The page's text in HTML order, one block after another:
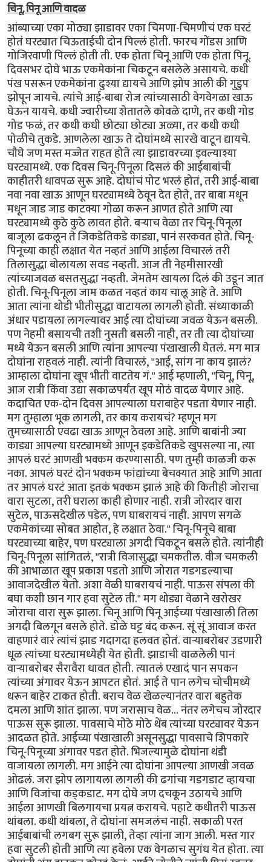
चिनू, पिनू आणि वादळ
आंब्याच्या एका मोठ्या झाडावर एका चिमणा-चिमणीचं एक घरटं
होतं घरट्यात चिऊताईची दोन पिल्लं होती. फारच गोंडस आणि
गोजिरवाणी पिल्लं होती ती. एक होता चिनू आणि एक होता पिनू.
दिवसभर दोघे भाऊ एकमेकांना चिकटून बसलेले असायचे. कधी
पंख पसरून एकमेकांना ढुश्या द्यायचे आणि झोप आली की गुडुप
झोपून जायचे. त्यांचे आई-बाबा रोज त्यांच्यासाठी वेगवेगळा खाऊ
घेऊन यायचे. कधी ज्वारीच्या शेतातले कोवळे दाणे, तर कधी गोड
गोड फळं, तर कधी कधी छोट्या छोट्या अळ्या, तर कधी कधी
पोळीचे तुकडे. आणलेला खाऊ ते दोघांमध्ये सारखे वाटून द्यायचे.
चौघे जण मस्त मज्जेत राहत होते त्या झाडावरच्या इवल्याश्या
घरट्यामध्ये. एक दिवस चिनू-पिनूला दिसलं की आईबाबांची
काहीतरी धावपळ सुरू आहे. दोघांचं पोट भरलं होतं, तरी आई-बाबा
नवा नवा खाऊ आणून घरट्यामध्ये ठेवून देत होते, तर बाबा मधून
मधून जाड जाड काटक्या गोळा करून आणत होते आणि त्या
घरट्यामध्ये कुठे कुठे लावत होते. बर्‍याच वेळा तर चिनू-पिनूला
बाजूला ढकलून ते जिकडेतिकडे काड्या, पानं सरकवत होते. चिनू-
पिनूच्या काही लक्षात येत नव्हतं आणि आईला विचारलं तरी
तिलासुद्धा बोलायला सवड नव्हती. आज ती नेहमीसारखी
त्यांच्याजवळ बसतसुद्धा नव्हती. जेमतेम खायला दिलं की उडून जात
होती. चिनू-पिनूला जाम कळत नव्हतं काय चालू आहे ते. आणि
आता त्यांना थोडी भीतीसुद्धा वाटायला लागली होती. संध्याकाळी
अंधार पडायला लागल्यावर आई त्या दोघांच्या जवळ येऊन बसली.
पण नेहमी बसायची तशी नुसती बसली नाही, तर ती त्या दोघांच्या
मध्ये येऊन बसली आणि त्यांना आपल्या पंखाखाली घेतलं. मग मात्र
दोघांना राहवलं नाही. त्यांनी विचारलं, "आई, सांग ना काय झालं?
आम्हाला दोघांना खूप भीती वाटतेय गं." आई म्हणाली, "चिनू, पिनू,
आज रात्री किंवा उद्या सकाळपर्यंत खूप मोठं वादळ येणार आहे.
कदाचित एक-दोन दिवस आपल्याला घराबाहेर पडता येणार नाही.
मग तुम्हाला भूक लागली, तर काय करायचं? म्हणून मग
तुमच्यासाठी एवढा खाऊ आणून ठेवला आहे. आणि बाबांनी ज्या
काड्या आपल्या घरट्यामध्ये आणून इकडेतिकडे खुपसल्या ना, त्या
आपलं घरटं आणखी भक्कम करण्यासाठी. पण तुम्ही काळजी करू
नका. आपलं घरटं दोन भक्कम फांद्यांच्या बेचक्यात आहे आणि आता
तर आपलं घरटं आता इतकं भक्कम झालं आहे की कितीही जोराचा
वारा सुटला, तरी घराला काही होणार नाही. रात्री जोरदार वारा
सुटेल, पाऊसदेखील पडेल, पण घाबरायचं नाही. आपण सगळे
एकमेकांच्या सोबत आहोत, हे लक्षात ठेवा." चिनू-पिनूचे बाबा
घरट्याच्या बाहेर, पण घरट्याला अगदी चिकटून बसले होते. त्यांनीही
चिनू-पिनूला सांगितलं, "रात्री विजासुद्धा चमकतील. वीज चमकली
की आभाळात खूप प्रकाश पडतो आणि जोरात गडगडल्याचा
आवाजदेखील येतो. अशा वेळी घाबरायचं नाही. पाऊस संपला की
बघा कशी छान गार हवा सुटेल ती." मग थोड्या वेळाने खरोखर
जोराचा वारा सुरू झाला. चिनू आणि पिनू आईच्या पंखाखाली तिला
अगदी बिलगून बसले होते. डोळे घट्ट बंद करून. सूं सूं आवाज करत
वाहणारं वारं त्यांचं झाड गदागदा हलवत होतं. वार्‍याबरोबर उडणारी
धूळ त्यांच्या घरट्यामध्येही येत होती. झाडाची वाळलेली पानं
वार्‍याबरोबर सैरावैरा धावत होती. त्यातलं एखादं पान सपकन
त्यांच्या अंगावर येऊन आपटत होतं. आई ते पान लगेच चोचीमध्ये
धरून बाहेर टाकत होती. बराच वेळ खेळल्यानंतर वारा बहुतेक
दमला आणि शांत झाला. पण जरासाच वेळ... नंतर लगेचच जोरदार
पाऊस सुरू झाला. पावसाचे मोठे मोठे थेंब त्यांच्या घरट्यावर येऊन
आदळत होते. आईच्या पंखाखाली असूनसुद्धा पावसाचे शिपकारे
चिनू-पिनूच्या अंगावर पडत होते. भिजल्यामुळे दोघांना थंडी
वाजायला लागली. मग आईने त्या दोघांना आपल्या आणखी जवळ
ओढलं. जरा झोप लागायला लागली की ढगांचा गडगडाट व्हायचा
आणि विजांचा कड्कडाट. मग दोघे जण दचकून उठायचे आणि
आईला आणखी बिलगायचा प्रयत्न करायचे. पहाटे कधीतरी पाऊस
थांबला. कधी थांबला, ते दोघांना समजलंच नाही. सकाळी परत
आईबाबांची लगबग सुरू झाली, तेव्हा त्यांना जाग आली. मस्त गार
हवा सुटली होती आणि त्या हवेला एक वेगळाच सुगंध येत होता. त्या